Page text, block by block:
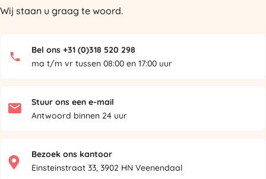
Wij staan u graag te woord.
Bel ons +31 (0)318 520 298
ma t/m vr tussen 08:00 en 17:00 uur
Stuur ons een e-mail
Antwoord binnen 24 uur
Bezoek ons kantoor
Einsteinstraat 33, 3902 HN Veenendaal